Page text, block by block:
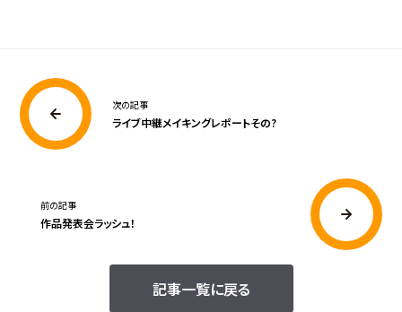
次の記事
ライブ中継メイキングレポートその?
記事一覧に戻る
前の記事
作品発表会ラッシュ！